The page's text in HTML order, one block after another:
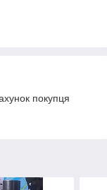
покупця